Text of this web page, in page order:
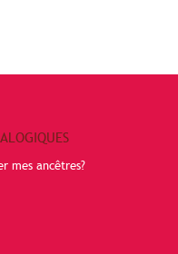
mes ancêtres?